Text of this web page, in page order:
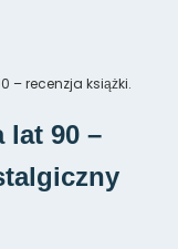
– recenzja książki.
lat 90 –